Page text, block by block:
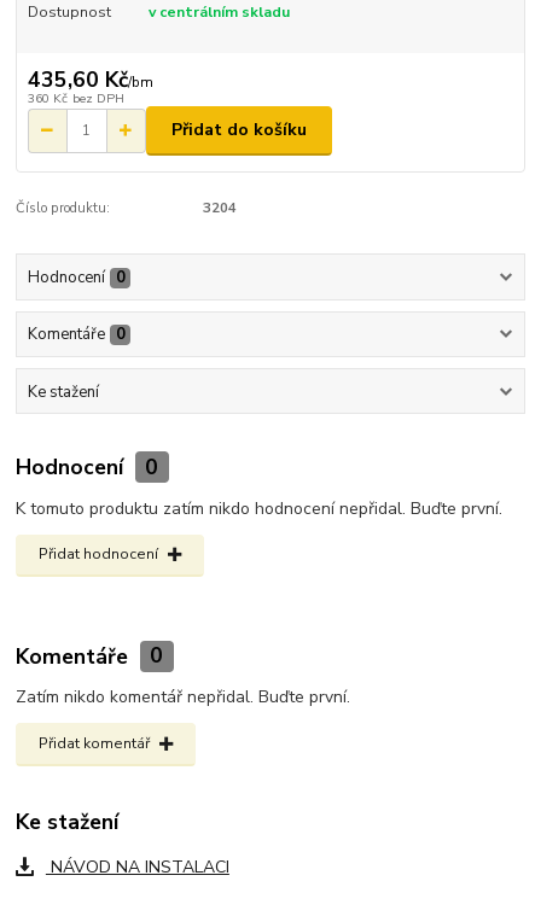
Dostupnost v centrálním skladu
435,60 Kč/bm
360 Kč bez DPH
Přidat do košíku
Číslo produktu: 3204
Hodnocení 0
Komentáře 0
Ke stažení
Hodnocení 0
K tomuto produktu zatím nikdo hodnocení nepřidal. Buďte první.
Přidat hodnocení
Komentáře 0
Zatím nikdo komentář nepřidal. Buďte první.
Přidat komentář
Ke stažení
NÁVOD NA INSTALACI